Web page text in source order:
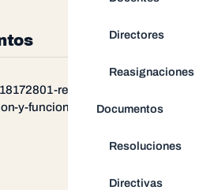
Directores
Reasignaciones
Documentos
Resoluciones
Directivas
reglamento-
y-funciones-rof.pdf
Descargar